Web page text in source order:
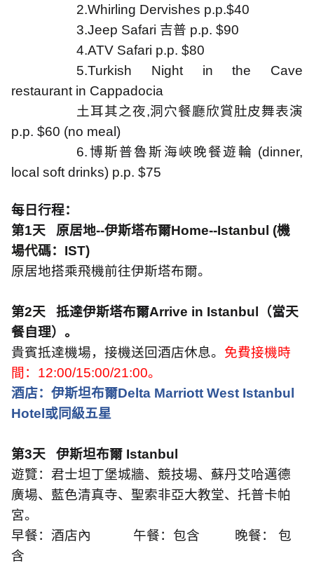
2.Whirling Dervishes p.p.$40
3.Jeep Safari 吉普 p.p. $90
4.ATV Safari p.p. $80
5.Turkish Night in the Cave
restaurant in Cappadocia
土耳其之夜,洞穴餐廳欣賞肚皮舞表演
p.p. $60 (no meal)
6.博斯普魯斯海峽晚餐遊輪 (dinner,
local soft drinks) p.p. $75
每日行程：
第1天 原居地--伊斯塔布爾Home--Istanbul (機
場代碼： IST)
原居地搭乘飛機前往伊斯塔布爾。
第2天 抵達伊斯塔布爾Arrive in Istanbul
（當天
餐自理）。
貴賓抵達機場，接機送回酒店休息。 免費接機時
間： 12:00/15:00/21:00。
酒店：伊斯坦布爾Delta Marriott West Istanbul
Hotel 或同級五星
第3天 伊斯坦布爾 Istanbul
遊覽：君士坦丁堡城牆、競技場、蘇丹艾哈邁德
廣場、藍色清真寺、聖索非亞大教堂、托普卡帕
宮。
早餐：酒店內
午餐：包含
晚餐： 包
含